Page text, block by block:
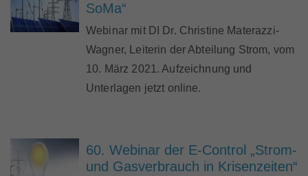
SoMa“
Webinar mit DI Dr. Christine Materazzi-
Wagner, Leiterin der Abteilung Strom, vom
10. März 2021. Aufzeichnung und
Unterlagen jetzt online.
60. Webinar der E-Control „Strom-
und Gasverbrauch in Krisenzeiten“